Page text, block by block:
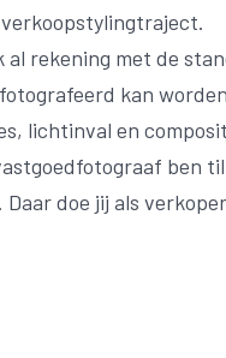
al rekening met de
kan
lichtinval en
ben
doe jij als